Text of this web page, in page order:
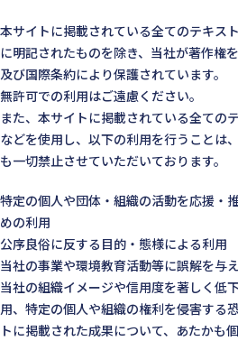
本サイトに掲載されている全てのテキス
に明記されたものを除き、当社が著作権
及び国際条約により保護されています。
無許可での利用はご遠慮ください。
また、本サイトに掲載されている全ての
などを使用し、以下の利用を行うことは
も一切禁止させていただいております。
特定の個人や団体・組織の活動を応援・
めの利用
公序良俗に反する目的・態様による利用
当社の事業や環境教育活動等に誤解を与
当社の組織イメージや信用度を著しく低
用、特定の個人や組織の権利を侵害する
トに掲載された成果について、あたかも